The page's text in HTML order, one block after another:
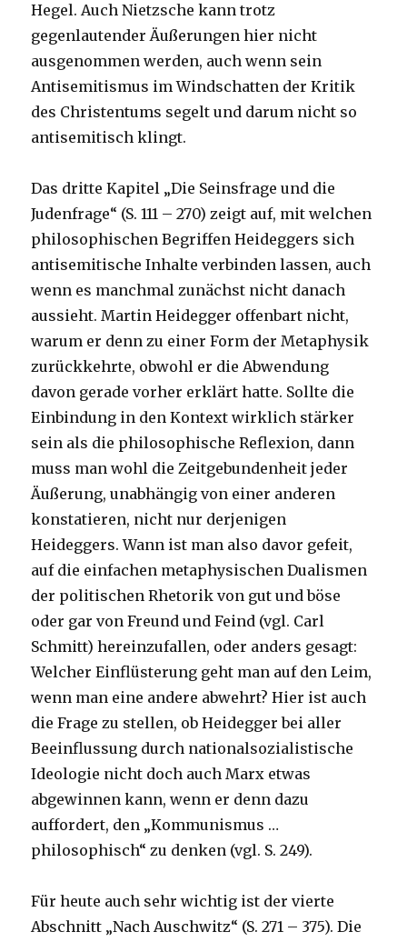
Hegel. Auch Nietzsche kann trotz
gegenlautender Äußerungen hier nicht
ausgenommen werden, auch wenn sein
Antisemitismus im Windschatten der Kritik
des Christentums segelt und darum nicht so
antisemitisch klingt.
Das dritte Kapitel „Die Seinsfrage und die
Judenfrage“ (S. 111 – 270) zeigt auf, mit welchen
philosophischen Begriffen Heideggers sich
antisemitische Inhalte verbinden lassen, auch
wenn es manchmal zunächst nicht danach
aussieht. Martin Heidegger offenbart nicht,
warum er denn zu einer Form der Metaphysik
zurückkehrte, obwohl er die Abwendung
davon gerade vorher erklärt hatte. Sollte die
Einbindung in den Kontext wirklich stärker
sein als die philosophische Reflexion, dann
muss man wohl die Zeitgebundenheit jeder
Äußerung, unabhängig von einer anderen
konstatieren, nicht nur derjenigen
Heideggers. Wann ist man also davor gefeit,
auf die einfachen metaphysischen Dualismen
der politischen Rhetorik von gut und böse
oder gar von Freund und Feind (vgl. Carl
Schmitt) hereinzufallen, oder anders gesagt:
Welcher Einflüsterung geht man auf den Leim,
wenn man eine andere abwehrt? Hier ist auch
die Frage zu stellen, ob Heidegger bei aller
Beeinflussung durch nationalsozialistische
Ideologie nicht doch auch Marx etwas
abgewinnen kann, wenn er denn dazu
auffordert, den „Kommunismus …
philosophisch“ zu denken (vgl. S. 249).
Für heute auch sehr wichtig ist der vierte
Abschnitt „Nach Auschwitz“ (S. 271 – 375). Die